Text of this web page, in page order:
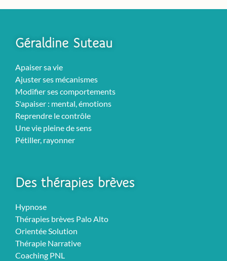
Géraldine Suteau
Apaiser sa vie
Ajuster ses mécanismes
Modifier ses comportements
S'apaiser : mental, émotions
Reprendre le contrôle
Une vie pleine de sens
Pétiller, rayonner
Des thérapies brèves
Hypnose
Thérapies brèves Palo Alto
Orientée Solution
Thérapie Narrative
Coaching PNL